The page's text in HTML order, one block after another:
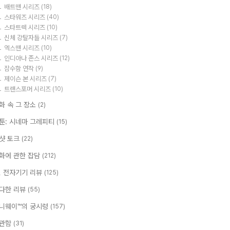
배트맨 시리즈 (18)
스타워즈 시리즈 (40)
스타트렉 시리즈 (10)
신체 강탈자들 시리즈 (7)
엑스맨 시리즈 (10)
인디아나 존스 시리즈 (12)
잠수함 연작 (9)
제이슨 본 시리즈 (7)
트랜스포머 시리즈 (10)
속 그 장소 (2)
: 시네마 그레피티 (15)
토크 (22)
에 관한 잡담 (212)
전자기기 리뷰 (125)
한 리뷰 (55)
웨이™의 궁시렁 (157)
함 (31)